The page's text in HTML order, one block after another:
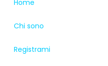
Home
Chi sono
Registrami